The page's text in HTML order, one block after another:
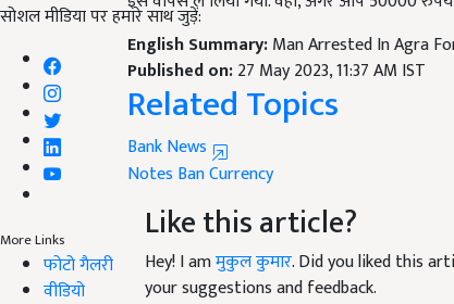
सोशल मीडिया पर हमारे साथ जुड़ें:
More Links
फोटो गैलरी
वीडियो
English Summary:
Man Arrested In Agra
Published on:27 May 2023, 11:37 AM IST
Related Topics
Bank News
NotesBan Currency
Like this article?
Hey! I amमुकुल कुमार. Did you liked this
your suggestions and feedback.